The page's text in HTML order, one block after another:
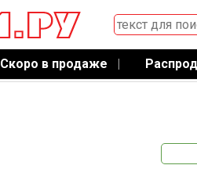
Скоро в продаже |